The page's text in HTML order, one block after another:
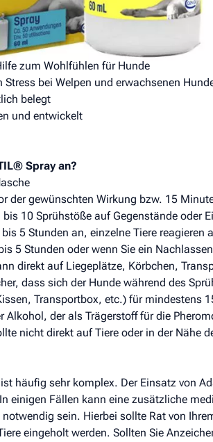
Spray im Überblick:
zum Wohlfühlen für Hunde
Stress bei Welpen und erwachsenen
belegt
und entwickelt
Spray an?
der gewünschten Wirkung bzw. 15
10 Sprühstöße auf Gegenstände oder
5 Stunden an, einzelne Tiere reagieren
5 Stunden oder wenn Sie ein
direkt auf Liegeplätze, Körbchen,
dass sich der Hunde während des
Transportbox, etc.) für mindestens
Alkohol, der als Trägerstoff für die
nicht direkt auf Tiere oder in der Nähe
häufig sehr komplex. Der Einsatz von
einigen Fällen kann eine zusätzliche
sein. Hierbei sollte Rat von
eingeholt werden. Sollten Sie